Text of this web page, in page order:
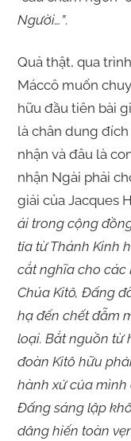
Người…”.
Quả thật, qua
Máccô muốn
hữu đầu tiên bài
là chân dung
nhận và đâu là
nhận Ngài phải
giải của Jacques
ái trong cộng
tỉa từ Thánh Kinh
cắt nghĩa cho các
Chúa Kitô, Đấng
hạ đến chết đẫm
loại. Bắt nguồn từ
đoàn Kitô hữu
hành xử của
Đấng sáng lập
dâng hiến toàn